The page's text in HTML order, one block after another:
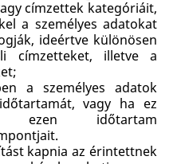
címzettek kategóriáit,
a személyes adatokat
ideértve különösen
címzetteket, illetve a
adatok
vagy ha ez
ezen időtartam
kapnia az érintettnek